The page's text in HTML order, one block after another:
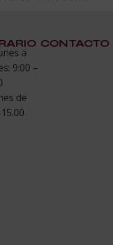
a
9:00 –
de
CONTACTO